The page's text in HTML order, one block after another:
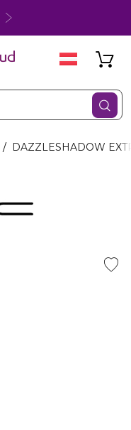
DAZZLESHADOW